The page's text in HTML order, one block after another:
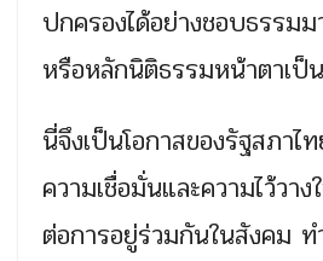
ปกครองได้อย่างชอบธรรม
หรือหลักนิติธรรมหน้าตาเป็
นี่จึงเป็นโอกาสของรัฐสภาไ
ความเชื่อมั่นและความไว้วา
ต่อการอยู่ร่วมกันในสังคม ท